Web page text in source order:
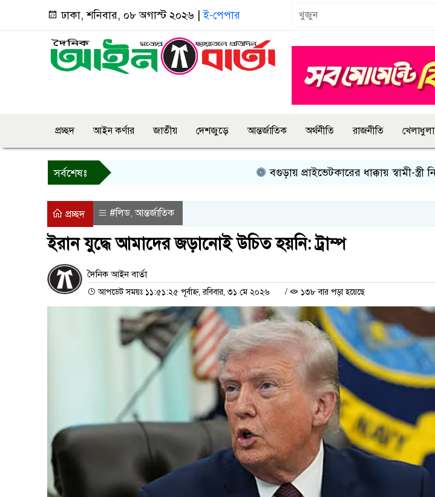
ঢাকা, শনিবার, ০৮ অগাস্ট ২০২৬ |ই-পেপার
প্রচ্ছদ আইন কর্ণার জাতীয় দেশজুড়ে আন্তর্জাতিক অর্থনীতি রাজনীতি খেলাধুলা
সর্বশেষঃ বগুড়ায় প্রাইভেটকারের ধাক্কায় স্বামী-স্ত্রী নিহত
প্রচ্ছদ #লিড,আন্তর্জাতিক
ইরান যুদ্ধে আমাদের জড়ানোই উচিত হয়নি: ট্রাম্প
দৈনিক আইন বার্তা
আপডেট সময়ঃ ১১:৫১:২৫ পূর্বাহ্ন, রবিবার, ৩১ মে ২০২৬ / ১৩৮ বার পড়া হয়েছে